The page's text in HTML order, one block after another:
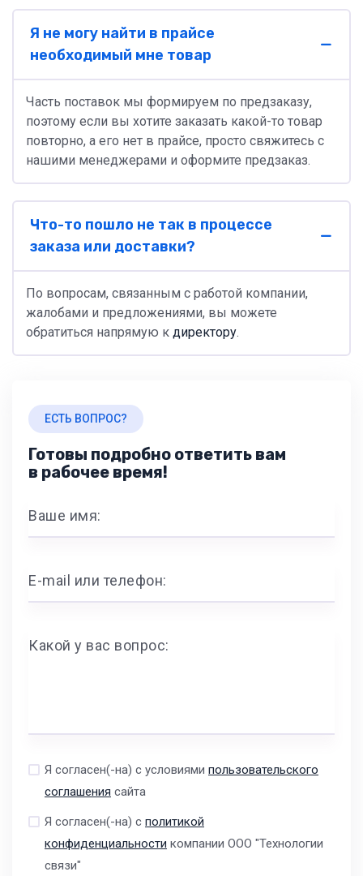
Я не могу найти в прайсе
необходимый мне товар
Часть поставок мы формируем по предзаказу,
поэтому если вы хотите заказать какой-то товар
повторно, а его нет в прайсе, просто свяжитесь с
нашими менеджерами и оформите предзаказ.
Что-то пошло не так в процессе
заказа или доставки?
По вопросам, связанным с работой компании,
жалобами и предложениями, вы можете
обратиться напрямую к директору.
ЕСТЬ ВОПРОС?
Готовы подробно ответить вам
в рабочее время!
Ваше имя:
E-mail или телефон:
Какой у вас вопрос:
Я согласен(-на) с условиями пользовательского
соглашения сайта
Я согласен(-на) с политикой
конфиденциальности компании ООО "Технологии
связи"